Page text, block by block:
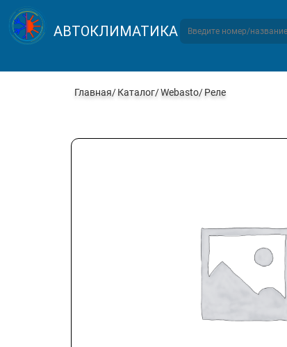
АВТОКЛИМАТИКА
Главная Каталог Webasto Реле